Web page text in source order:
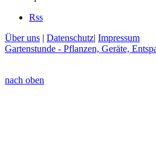
Rss
Über uns | Datenschutz| Impressum
Gartenstunde - Pflanzen, Geräte,
nach oben